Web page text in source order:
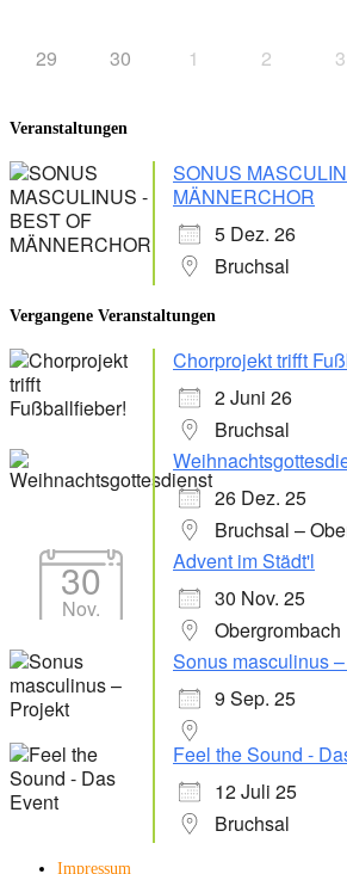
29 30 1 2 3
Veranstaltungen
SONUS
MÄNNERCHOR
5 Dez. 26
Bruchsal
Vergangene Veranstaltungen
Chorprojekt trifft
2 Juni 26
Bruchsal
26 Dez. 25
Bruchsal –
30
Nov.
Advent im Städt'l
30 Nov. 25
Obergrombach
Sonus masculinus
9 Sep. 25
Feel the Sound -
12 Juli 25
Bruchsal
Impressum